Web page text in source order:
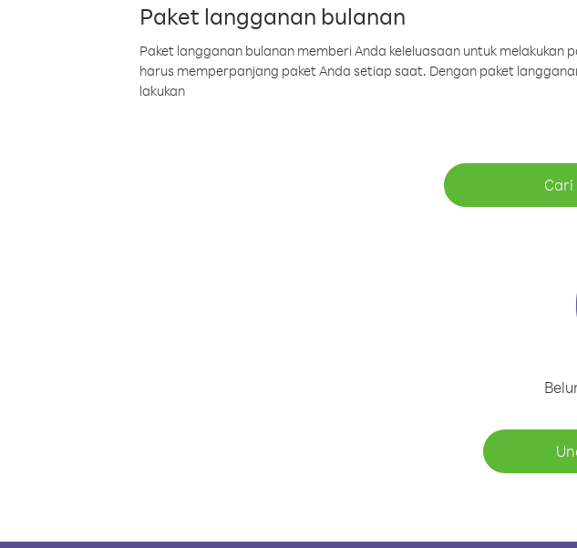
Paket langganan bulanan
Paket langganan bulanan memberi Anda keleluasaan untuk
harus memperpanjang paket Anda setiap saat. Dengan paket
lakukan
Cari